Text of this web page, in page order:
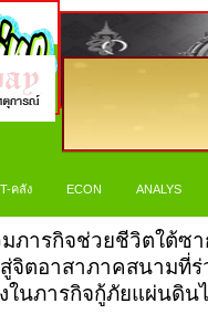
คลัง ECON ANALYS
มภารกิจช่วยชีวิตใต้
สู่จิตอาสาภาคสนามที่
ในภารกิจกู้ภัยแผ่นดิน